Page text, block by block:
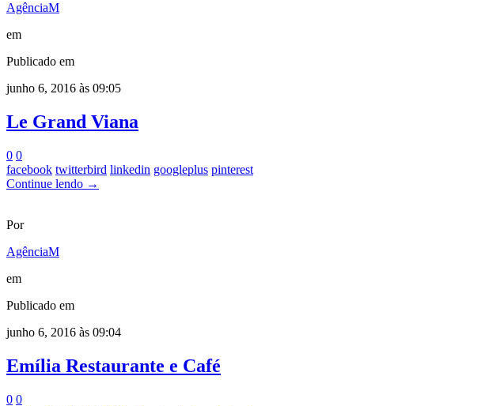
AgênciaM
em
Publicado em
junho 6, 2016 às 09:05
Le Grand Viana
0 0
facebook twitterbird linkedin googleplus pinterest
Continue lendo →
Por
AgênciaM
em
Publicado em
junho 6, 2016 às 09:04
Emília Restaurante e Café
0 0